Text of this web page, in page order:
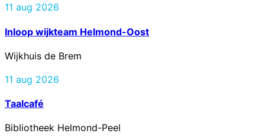
11 aug 2026
Inloop wijkteam Helmond-Oost
Wijkhuis de Brem
11 aug 2026
Taalcafé
Bibliotheek Helmond-Peel